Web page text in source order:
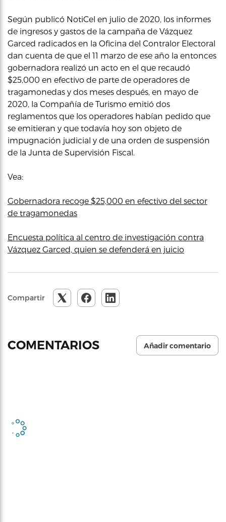
Según publicó NotiCel en julio de 2020, los informes
de ingresos y gastos de la campaña de Vázquez
Garced radicados en la Oficina del Contralor Electoral
dan cuenta de que el 11 marzo de ese año la entonces
gobernadora realizó un acto en el que recaudó
$25,000 en efectivo de parte de operadores de
tragamonedas y dos meses después, en mayo de
2020, la Compañía de Turismo emitió dos
reglamentos que los operadores habían pedido que
se emitieran y que todavía hoy son objeto de
impugnación judicial y de una orden de suspensión
de la Junta de Supervisión Fiscal.
Vea:
Gobernadora recoge $25,000 en efectivo del sector
de tragamonedas
Encuesta política al centro de investigación contra
Vázquez Garced, quien se defenderá en juicio
Compartir
COMENTARIOS Añadir comentario